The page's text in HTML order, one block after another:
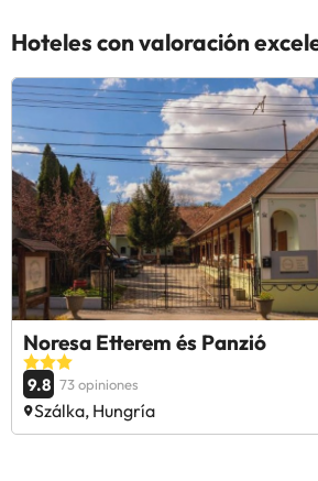
Hoteles con valoración
Noresa Etterem és Panzió
9.8 73 opiniones
Szálka, Hungría